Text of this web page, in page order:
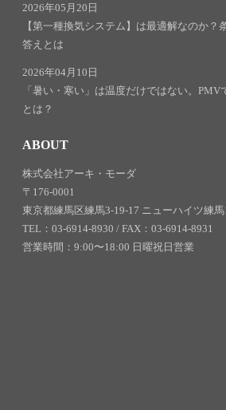
2026年05月20日
【第一種換気システム】は最適解なのか？
答えとは
2026年04月10日
「暑い・寒い」は温度だけではない。PMV
とは？
ABOUT
株式会社アーキ・モーダ
〒176-0001
東京都練馬区練馬3-19-17 ニューハイツ練馬
TEL：03-6914-8930 / FAX：03-6914-8931
営業時間：9:00〜18:00 日曜祝日営業